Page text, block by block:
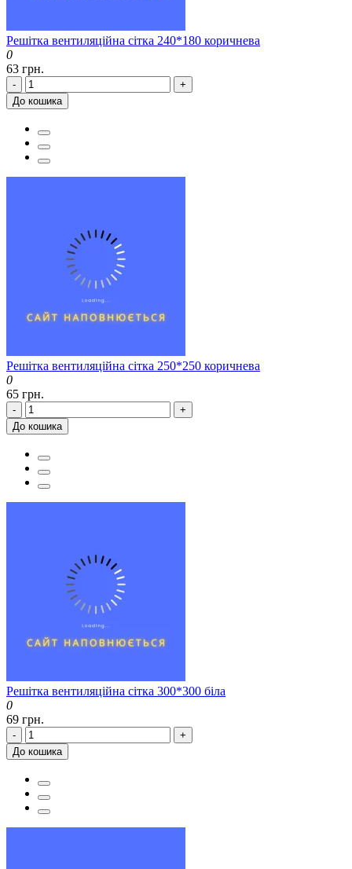
Решітка вентиляційна сітка 240*180 коричнева
0
63 грн.
-
+
До кошика
Решітка вентиляційна сітка 250*250 коричнева
0
65 грн.
-
+
До кошика
Решітка вентиляційна сітка 300*300 біла
0
69 грн.
-
+
До кошика